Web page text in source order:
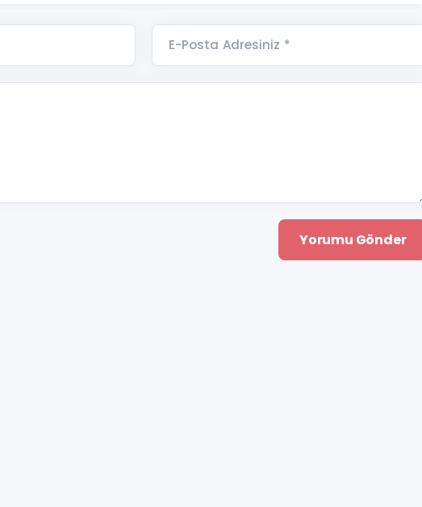
E-Posta Adresiniz *